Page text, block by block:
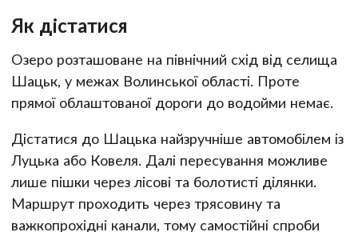
Як дістатися
Озеро розташоване на північний схід від селища
Шацьк, у межах Волинської області. Проте
прямої облаштованої дороги до водойми немає.
Дістатися до Шацька найзручніше автомобілем із
Луцька або Ковеля. Далі пересування можливе
лише пішки через лісові та болотисті ділянки.
Маршрут проходить через трясовину та
важкопрохідні канали, тому самостійні спроби